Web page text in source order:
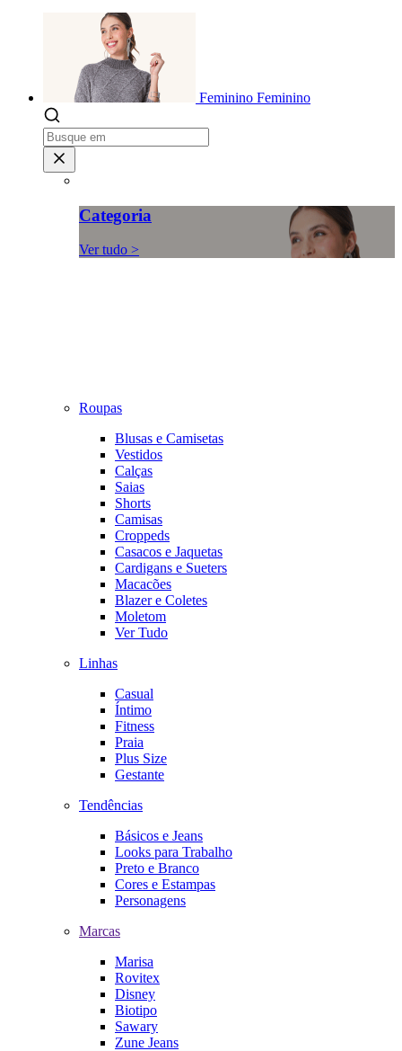
Feminino Feminino
Categoria
Ver tudo >
Roupas
Blusas e Camisetas
Vestidos
Calças
Saias
Shorts
Camisas
Croppeds
Casacos e Jaquetas
Cardigans e Sueters
Macacões
Blazer e Coletes
Moletom
Ver Tudo
Linhas
Casual
Íntimo
Fitness
Praia
Plus Size
Gestante
Tendências
Básicos e Jeans
Looks para Trabalho
Preto e Branco
Cores e Estampas
Personagens
Marcas
Marisa
Rovitex
Disney
Biotipo
Sawary
Zune Jeans